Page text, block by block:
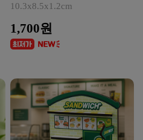
10.3x8.5x1.2cm
1,700원